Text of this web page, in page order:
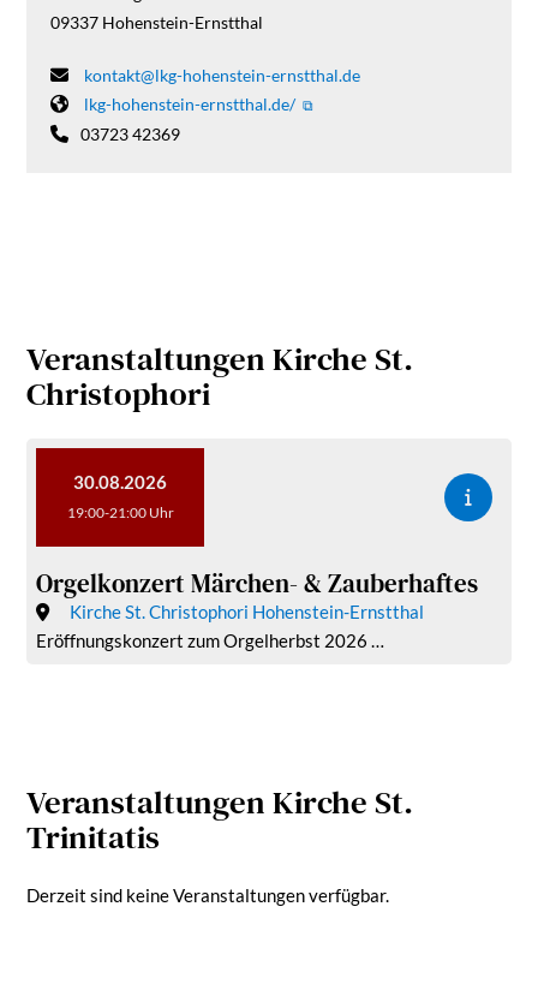
09337 Hohenstein-Ernstthal
kontakt@lkg-hohenstein-ernstthal.de
lkg-hohenstein-ernstthal.de/
03723 42369
Veranstaltungen Kirche St.
Christophori
30.08.2026
19:00-21:00 Uhr
Orgelkonzert Märchen- & Zauberhaftes
Kirche St. Christophori Hohenstein-Ernstthal
Eröffnungskonzert zum Orgelherbst 2026 …
Veranstaltungen Kirche St.
Trinitatis
Derzeit sind keine Veranstaltungen verfügbar.